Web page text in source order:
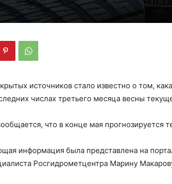
источников стало известно о том,
числах третьего месяца весны
что в конце мая прогнозируется
информация была представлена на
Росгидрометцентра Марину